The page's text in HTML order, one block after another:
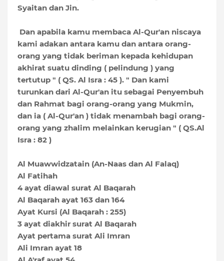
Syaitan dan Jin.
Dan apabila kamu membaca Al-Qur'an niscaya
kami adakan antara kamu dan antara orang-
orang yang tidak beriman kepada kehidupan
akhirat suatu dinding ( pelindung ) yang
tertutup " ( QS. Al Isra : 45 ). " Dan kami
turunkan dari Al-Qur'an itu sebagai Penyembuh
dan Rahmat bagi orang-orang yang Mukmin,
dan ia ( Al-Qur'an ) tidak menambah bagi orang-
orang yang zhalim melainkan kerugian " ( QS.Al
Isra : 82 )
Al Muawwidzatain (An-Naas dan Al Falaq)
Al Fatihah
4 ayat diawal surat Al Baqarah
Al Baqarah ayat 163 dan 164
Ayat Kursi (Al Baqarah : 255)
3 ayat diakhir surat Al Baqarah
Ayat pertama surat Ali Imran
Ali Imran ayat 18